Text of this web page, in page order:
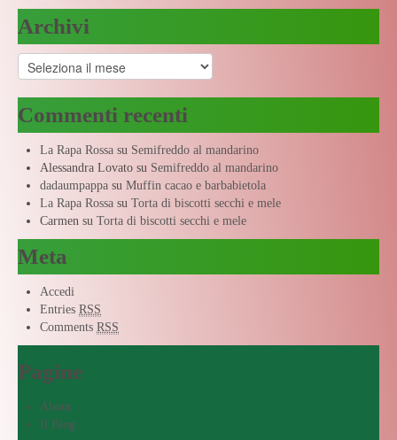
Archivi
Archivi
Commenti recenti
La Rapa Rossa su Semifreddo al mandarino
Alessandra Lovato su Semifreddo al mandarino
dadaumpappa su Muffin cacao e barbabietola
La Rapa Rossa su Torta di biscotti secchi e mele
Carmen su Torta di biscotti secchi e mele
Meta
Accedi
Entries RSS
Comments RSS
Pagine
About
Il Blog